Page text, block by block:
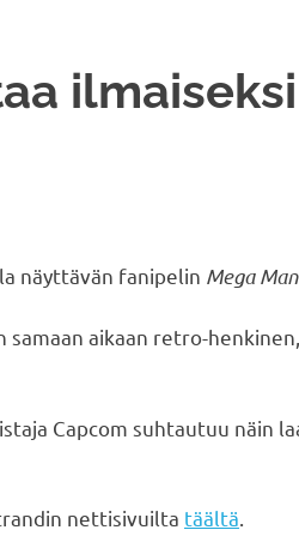
näyttävän fanipelin Mega
samaan aikaan retro-
Capcom suhtautuu näin
nettisivuilta täältä.